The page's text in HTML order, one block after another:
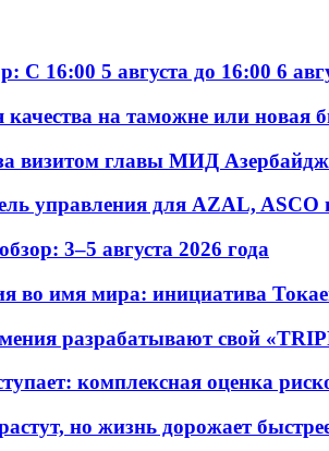
С 16:00 5 августа до 16:00 6
на таможне или новая
визитом главы МИД
управления для AZAL, ASCO
3–5 августа 2026 года
во имя мира: инициатива
разрабатывают свой
комплексная оценка
но жизнь дорожает быстрее